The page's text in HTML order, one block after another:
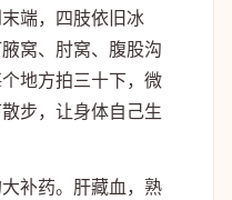
端，四肢依旧冰
窝、肘窝、腹股沟
地方拍三十下，微
步，让身体自己生
补药。肝藏血，熟